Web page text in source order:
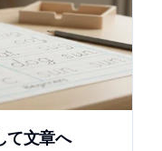
て文章へ